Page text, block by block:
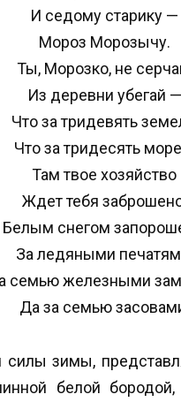
И седому старику —
Мороз Морозычу.
Ты, Морозко, не
Из деревни убегай —
Что за тридевять
Что за тридесять
Там твое хозяйство
Ждет тебя
Белым снегом
За ледяными
семью железными
Да за семью
силы зимы,
белой